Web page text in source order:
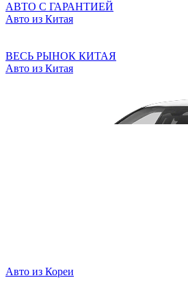
АВТО С ГАРАНТИЕЙ
Авто из Китая
ВЕСЬ РЫНОК КИТАЯ
Авто из Китая
Авто из Кореи